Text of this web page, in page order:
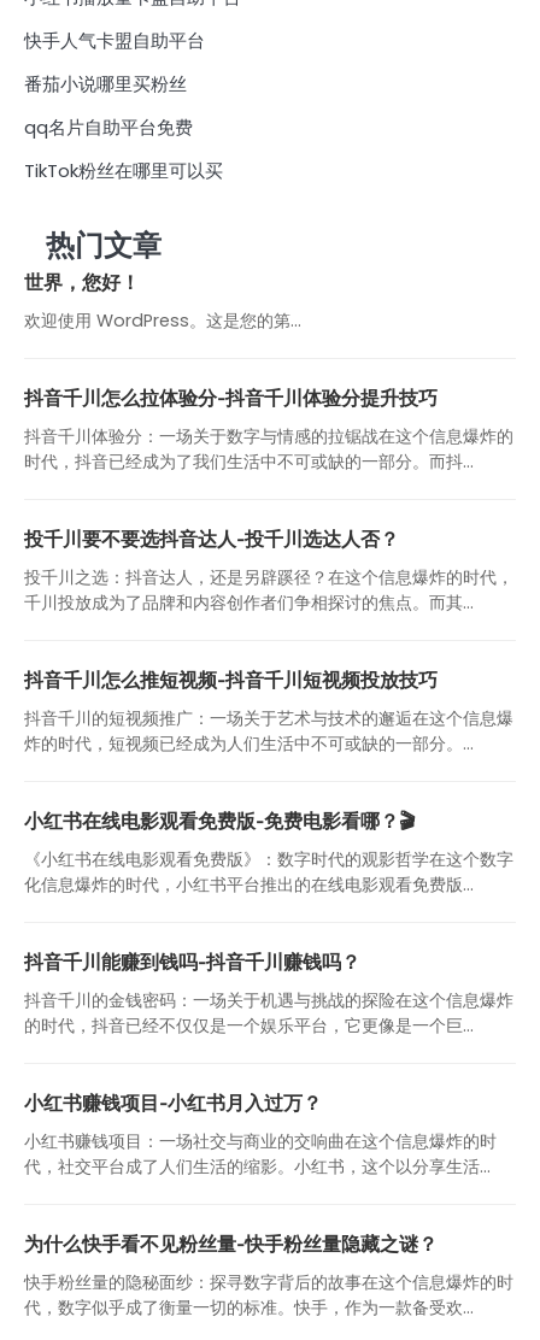
快手人气卡盟自助平台
番茄小说哪里买粉丝
qq名片自助平台免费
TikTok粉丝在哪里可以买
热门文章
世界，您好！
欢迎使用 WordPress。这是您的第…
抖音千川怎么拉体验分-抖音千川体验分提升技巧
抖音千川体验分：一场关于数字与情感的拉锯战在这个信息爆炸的
时代，抖音已经成为了我们生活中不可或缺的一部分。而抖...
投千川要不要选抖音达人-投千川选达人否？
投千川之选：抖音达人，还是另辟蹊径？在这个信息爆炸的时代，
千川投放成为了品牌和内容创作者们争相探讨的焦点。而其...
抖音千川怎么推短视频-抖音千川短视频投放技巧
抖音千川的短视频推广：一场关于艺术与技术的邂逅在这个信息爆
炸的时代，短视频已经成为人们生活中不可或缺的一部分。...
小红书在线电影观看免费版-免费电影看哪？🎬
《小红书在线电影观看免费版》：数字时代的观影哲学在这个数字
化信息爆炸的时代，小红书平台推出的在线电影观看免费版...
抖音千川能赚到钱吗-抖音千川赚钱吗？
抖音千川的金钱密码：一场关于机遇与挑战的探险在这个信息爆炸
的时代，抖音已经不仅仅是一个娱乐平台，它更像是一个巨...
小红书赚钱项目-小红书月入过万？
小红书赚钱项目：一场社交与商业的交响曲在这个信息爆炸的时
代，社交平台成了人们生活的缩影。小红书，这个以分享生活...
为什么快手看不见粉丝量-快手粉丝量隐藏之谜？
快手粉丝量的隐秘面纱：探寻数字背后的故事在这个信息爆炸的时
代，数字似乎成了衡量一切的标准。快手，作为一款备受欢...